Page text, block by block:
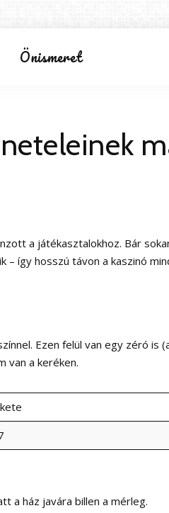
Önismeret
a játékasztalokhoz. Bár
– így hosszú távon a kaszinó
Ezen felül van egy zéró is
van a keréken.
a ház javára billen a mérleg.